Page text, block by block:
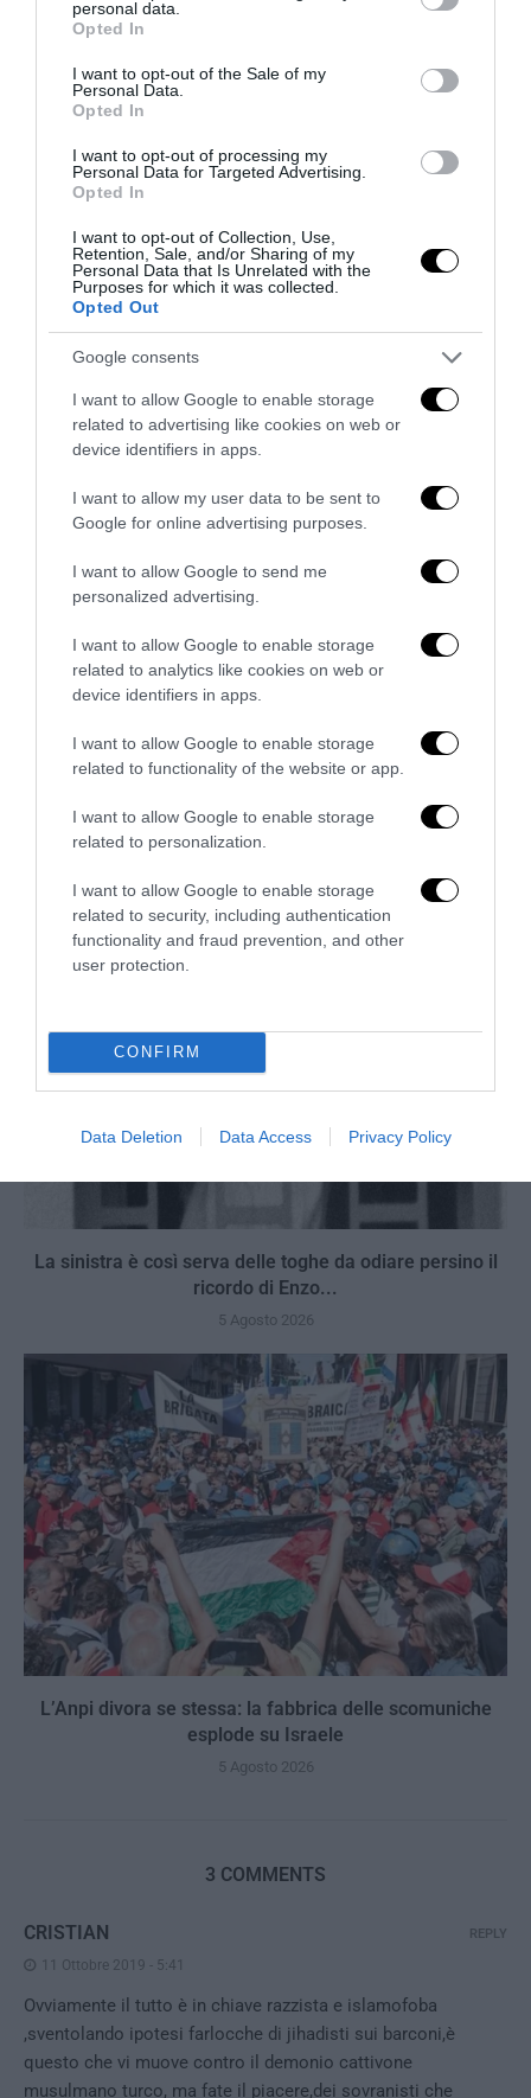
grant or deny consent to Google and its third-party tags to
use your data for below specified purposes in below Google
consent section.
personal data.
Opted In
I want to opt-out of the Sale of my
Personal Data.
Opted In
I want to opt-out of processing my
Personal Data for Targeted Advertising.
Opted In
I want to opt-out of Collection, Use,
Retention, Sale, and/or Sharing of my
Personal Data that Is Unrelated with the
Purposes for which it was collected.
Opted Out
Google consents
I want to allow Google to enable storage
related to advertising like cookies on web or
device identifiers in apps.
I want to allow my user data to be sent to
Google for online advertising purposes.
I want to allow Google to send me
personalized advertising.
I want to allow Google to enable storage
related to analytics like cookies on web or
device identifiers in apps.
I want to allow Google to enable storage
related to functionality of the website or app.
I want to allow Google to enable storage
related to personalization.
I want to allow Google to enable storage
related to security, including authentication
functionality and fraud prevention, and other
user protection.
CONFIRM
Data Deletion Data Access Privacy Policy
Remigrazione, il Copasir riconosce all’antifascismo il
veto del disordine
6 Agosto 2026
La Camera boccia il patentino antifascista per parlare a
Montecitorio: palo clamoroso del Pd
La sinistra è così serva delle toghe da odiare persino il
ricordo di Enzo...
5 Agosto 2026
L’Anpi divora se stessa: la fabbrica delle scomuniche
esplode su Israele
5 Agosto 2026
3 COMMENTS
CRISTIAN
11 Ottobre 2019 - 5:41
Ovviamente il tutto è in chiave razzista e islamofoba
,sventolando ipotesi farlocche di jihadisti sui barconi,è
questo che vi muove contro il demonio cattivone
musulmano turco, ma fate il piacere,dei sovranisti che
REPLY